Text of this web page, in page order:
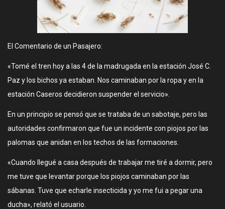
El Comentario de un Pasajero:
«Tomé el tren hoy a las 4 de la madrugada en la estación José C.
Paz y los bichos ya estaban. Nos caminaban por la ropa y en la
estación Caseros decidieron suspender el servicio».
En un principio se pensó que se trataba de un sabotaje, pero las
autoridades confirmaron que fue un incidente con piojos por las
palomas que anidan en los techos de las formaciones.
«Cuando llegué a casa después de trabajar me tiré a dormir, pero
me tuve que levantar porque los piojos caminaban por las
sábanas. Tuve que echarle insecticida y yo me fui a pegar una
ducha», relató el usuario.